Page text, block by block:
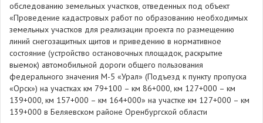
обследованию земельных участков, отведенных под объект
«Проведение кадастровых работ по образованию необходимых
земельных участков для реализации проекта по размещению
линий снегозащитных щитов и приведению в нормативное
состояние (устройство остановочных площадок, раскрытие
выемок) автомобильной дороги общего пользования
федерального значения М-5 «Урал» (Подъезд к пункту пропуска
«Орск») на участках км 79+100 – км 86+000, км 127+000 – км
139+000, км 157+000 – км 164+000» на участке км 127+000 – км
139+000 в Беляевском районе Оренбургской области